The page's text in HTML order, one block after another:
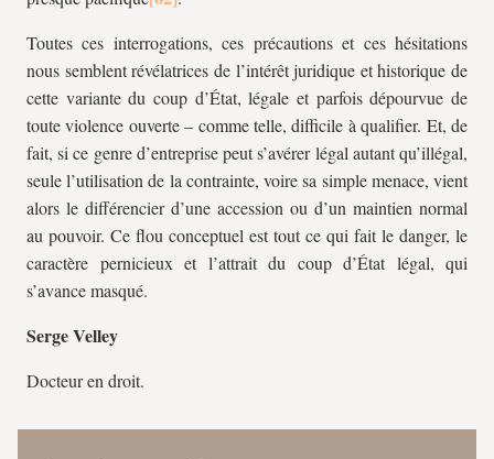
Toutes ces interrogations, ces précautions et ces hésitations
nous semblent révélatrices de l’intérêt juridique et historique de
cette variante du coup d’État, légale et parfois dépourvue de
toute violence ouverte – comme telle, difficile à qualifier. Et, de
fait, si ce genre d’entreprise peut s’avérer légal autant qu’illégal,
seule l’utilisation de la contrainte, voire sa simple menace, vient
alors le différencier d’une accession ou d’un maintien normal
au pouvoir. Ce flou conceptuel est tout ce qui fait le danger, le
caractère pernicieux et l’attrait du coup d’État légal, qui
s’avance masqué.
Serge Velley
Docteur en droit.